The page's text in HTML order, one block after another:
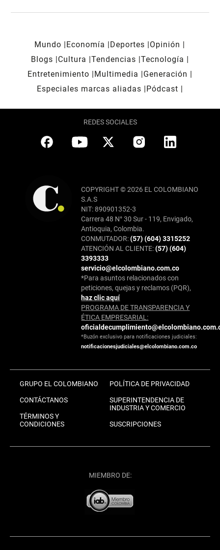
Mundo Economía Deportes
Opinión
Blogs
Cultura Tendencias Tecnología
Entretenimiento
Multimedia
Generación
Especiales marcas aliadas
Pódcast
REDES SOCIALES
COPYRIGHT © 2026 EL COLOMBIANO
S.A.S
NIT: 890901352-3
Carrera 48 N° 30 Sur - 119, Envigado,
Antioquia, Colombia.
CONMUTADOR:(57) (604) 3315252
ATENCIÓN AL CLIENTE:(57) (604)
3393333
servicio@elcolombiano.com.co
*Para asuntos relacionados con
peticiones, quejas y reclamos (PQR),
haz clic aquí
PROGRAMA DE TRANSPARENCIA Y
ÉTICA EMPRESARIAL:
*Buzón exclusivo para notificaciones judiciales:
notificacionesjudiciales@elcolombiano.com.co
GRUPO EL COLOMBIANO
CONTÁCTANOS
TÉRMINOS Y
CONDICIONES
POLÍTICA DE PRIVACIDAD
SUPERINTENDENCIA DE
INDUSTRIA Y COMERCIO
SUSCRIPCIONES
MIEMBRO DE: